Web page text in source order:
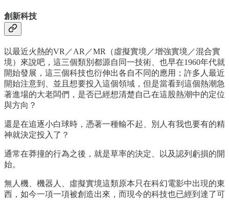
創新科技
以最近火熱的VR／AR／MR（虛擬實境／增強實境／混合實
境）來說吧，這三個類別都源自同一技術、也早在1960年代就
開始發展，這三個科技也衍伸出各自不同的應用；許多人最近
開始注意到、並且想要投入這個領域，但是當看到這個熱潮急
著進場的大老闆們，是否已經想清楚自己在這股熱潮中的定位
與方向？
還是在追逐小白球時，憑著一種輸不起、別人有我也要有的精
神就決定投入了？
通常在莽撞的行為之後，就是草率的決定、以及認列虧損的開
始。
無人機、機器人、虛擬實境這類原本只在科幻電影中出現的東
西，如今一項一項被創造出來，而現今的科技也已經到達了可